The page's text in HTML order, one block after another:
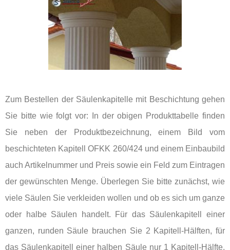
Zum Bestellen der Säulenkapitelle mit Beschichtung gehen
Sie bitte wie folgt vor: In der obigen Produkttabelle finden
Sie neben der Produktbezeichnung, einem Bild vom
beschichteten Kapitell OFKK 260/424 und einem Einbaubild
auch Artikelnummer und Preis sowie ein Feld zum Eintragen
der gewünschten Menge. Überlegen Sie bitte zunächst, wie
viele Säulen Sie verkleiden wollen und ob es sich um ganze
oder halbe Säulen handelt. Für das Säulenkapitell einer
ganzen, runden Säule brauchen Sie 2 Kapitell-Hälften, für
das Säulenkapitell einer halben Säule nur 1 Kapitell-Hälfte.